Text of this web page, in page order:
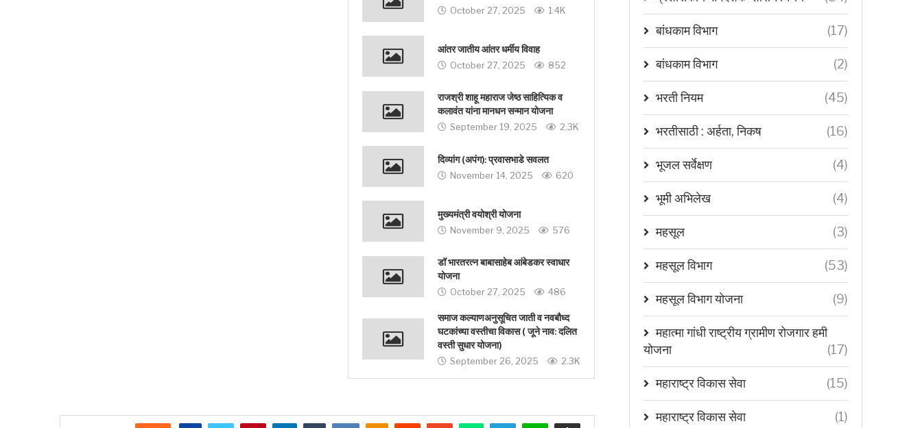
October 27, 2025 1.4K
आंतर जातीय आंतर धर्मीय विवाह
October 27, 2025 852
राजश्री शाहू महाराज जेष्ठ साहित्यिक व
कलावंत यांना मानधन सन्मान योजना
September 19, 2025 2.3K
दिव्यांग (अपंग): प्रवासभाडे सवलत
November 14, 2025 620
मुख्यमंत्री वयोश्री योजना
November 9, 2025 576
डॉ भारतरत्न बाबासाहेब आंबेडकर स्वाधार
योजना
October 27, 2025 486
समाज कल्याणअनुसूचित जाती व नवबौध्द
घटकांच्या वस्तीचा विकास ( जूने नाव: दलित
वस्ती सुधार योजना)
September 26, 2025 2.3K
बांधकाम विभाग (17)
बांधकाम विभाग (2)
भरती नियम (45)
भरतीसाठी : अर्हता, निकष (16)
भूजल सर्वेक्षण (4)
भूमी अभिलेख (4)
महसूल (3)
महसूल विभाग (53)
महसूल विभाग योजना (9)
महात्मा गांधी राष्ट्रीय ग्रामीण रोजगार हमी
योजना
(17)
महाराष्ट्र विकास सेवा (15)
महाराष्ट्र विकास सेवा (1)